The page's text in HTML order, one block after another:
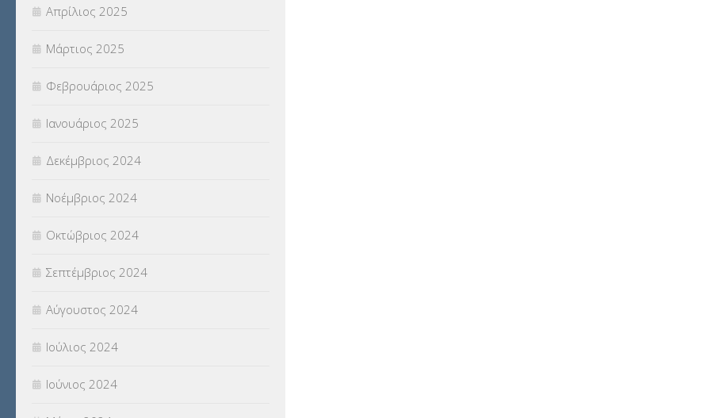
Απρίλιος 2025
Μάρτιος 2025
Φεβρουάριος 2025
Ιανουάριος 2025
Δεκέμβριος 2024
Νοέμβριος 2024
Οκτώβριος 2024
Σεπτέμβριος 2024
Αύγουστος 2024
Ιούλιος 2024
Ιούνιος 2024